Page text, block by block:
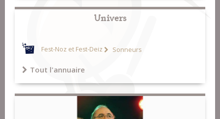
Univers
Fest-Noz et Fest-Deiz Sonneurs
Tout l'annuaire